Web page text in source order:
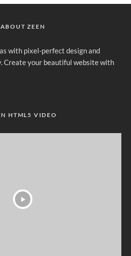
ABOUT ZEEN
with pixel-perfect design and
Create your beautiful website with
HTML5 VIDEO